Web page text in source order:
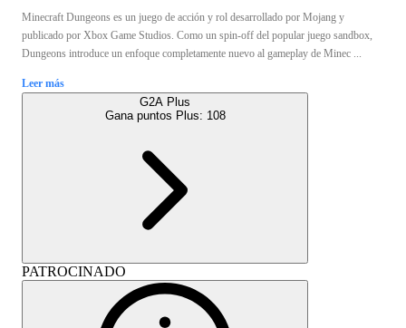
Minecraft Dungeons es un juego de acción y rol desarrollado por Mojang y
publicado por Xbox Game Studios. Como un spin-off del popular juego sandbox,
Dungeons introduce un enfoque completamente nuevo al gameplay de Minec ...
Leer más
G2A Plus
Gana puntos Plus: 108
PATROCINADO